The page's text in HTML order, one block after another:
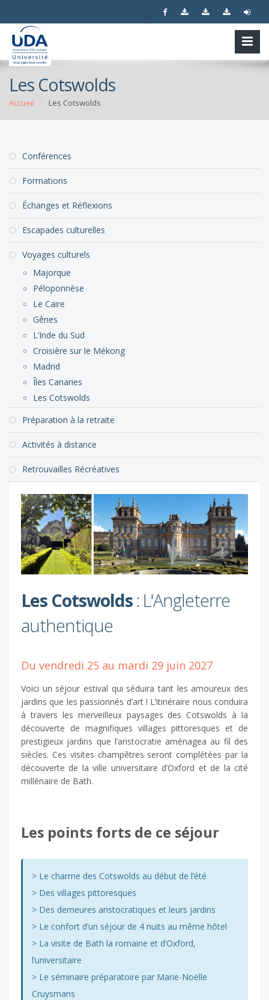
Les Cotswolds
Accueil Les Cotswolds
Conférences
Formations
Échanges et Réflexions
Escapades culturelles
Voyages culturels
Majorque
Péloponnèse
Le Caire
Gênes
L’Inde du Sud
Croisière sur le Mékong
Madrid
Îles Canaries
Les Cotswolds
Préparation à la retraite
Activités à distance
Retrouvailles Récréatives
Les Cotswolds : L'Angleterre
authentique
Du vendredi 25 au mardi 29 juin 2027
Voici un séjour estival qui séduira tant les amoureux des
jardins que les passionnés d’art ! L’itinéraire nous conduira
à travers les merveilleux paysages des Cotswolds à la
découverte de magnifiques villages pittoresques et de
prestigieux jardins que l’aristocratie aménagea au fil des
siècles. Ces visites champêtres seront complétées par la
découverte de la ville universitaire d’Oxford et de la cité
millénaire de Bath.
Les points forts de ce séjour
> Le charme des Cotswolds au début de l’été
> Des villages pittoresques
> Des demeures aristocratiques et leurs jardins
> Le confort d’un séjour de 4 nuits au même hôtel
> La visite de Bath la romaine et d’Oxford,
l’universitaire
> Le séminaire préparatoire par Marie-Noëlle
Cruysmans